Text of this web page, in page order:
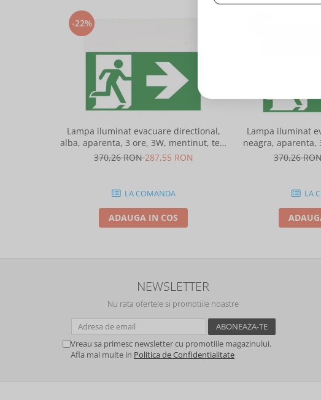
-22%
Lampa iluminat evacuare directional,
alba, aparenta, 3 ore, 3W, mentinut, test
automat, IP20, Intelight 90385
370,26 RON287,55 RON
LA COMANDA
ADAUGA IN COS
Lampa iluminat
neagra, aparenta,
370,26
LA
NEWSLETTER
Nu rata ofertele si promotiile noastre
Vreau sa primesc newsletter cu promotiile magazinului.
Afla mai multe in Politica de Confidentialitate